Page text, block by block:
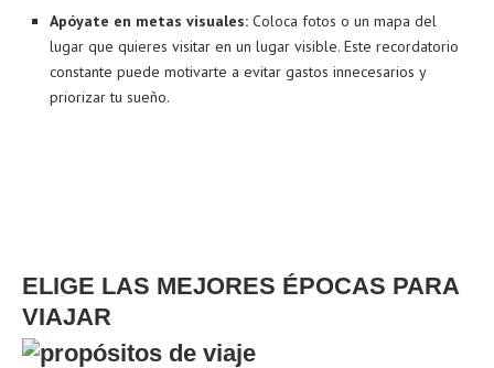
Apóyate en metas visuales: Coloca fotos o un mapa del
lugar que quieres visitar en un lugar visible. Este recordatorio
constante puede motivarte a evitar gastos innecesarios y
priorizar tu sueño.
ELIGE LAS MEJORES ÉPOCAS PARA
VIAJAR